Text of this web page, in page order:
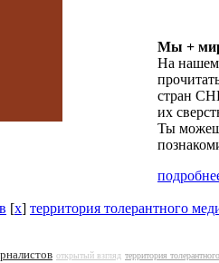
Мы + мир
На
стран
их
Ты
[x] территория толерантного
открытый взгляд территория